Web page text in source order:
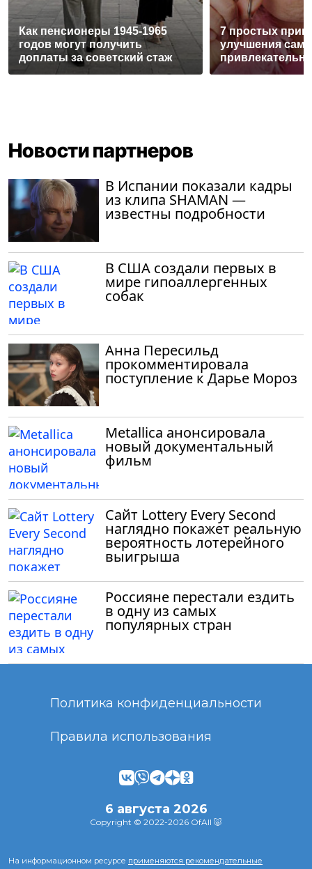
Как пенсионеры 1945-1965
годов могут получить
доплаты за советский стаж
7 простых
улучшения
Новости партнеров
В Испании показали кадры
из клипа SHAMAN —
известны подробности
В США создали первых в
мире гипоаллергенных
собак
Анна Пересильд
прокомментировала
поступление к Дарье Мороз
Metallica анонсировала
новый документальный
фильм
Сайт Lottery Every Second
наглядно покажет реальную
вероятность лотерейного
выигрыша
Россияне перестали ездить
в одну из самых
популярных стран
Политика конфиденциальности
Правила использования
6 августа 2026
Copyright © 2022-2026 OfAll 🐷
На информационном ресурсе применяются рекомендательные